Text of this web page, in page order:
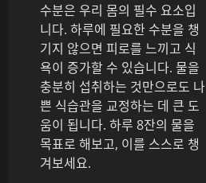
수분은 우리 몸의 필수 요소입
니다. 하루에 필요한 수분을 챙
기지 않으면 피로를 느끼고 식
욕이 증가할 수 있습니다. 물을
충분히 섭취하는 것만으로도 나
쁜 식습관을 교정하는 데 큰 도
움이 됩니다. 하루 8잔의 물을
목표로 해보고, 이를 스스로 챙
겨보세요.